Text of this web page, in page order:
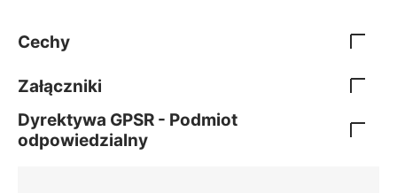
Cechy
Załączniki
Dyrektywa GPSR - Podmiot
odpowiedzialny